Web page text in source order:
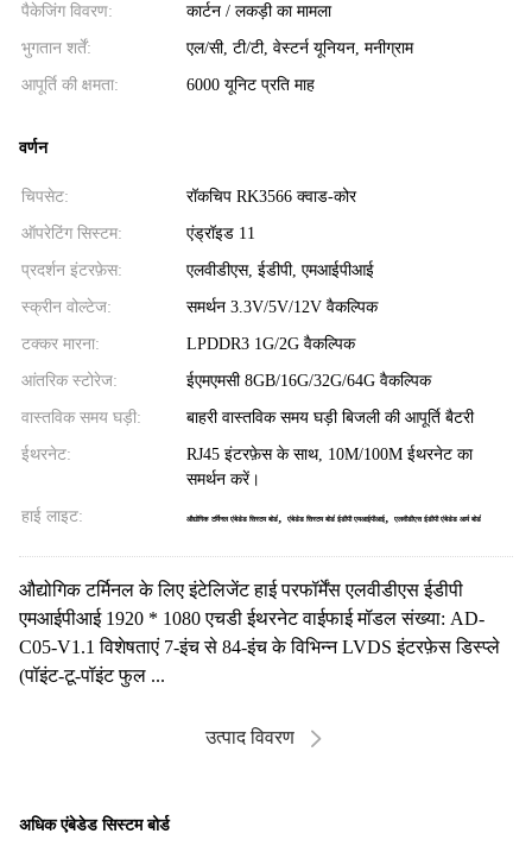
पैकेजिंग विवरण: कार्टन / लकड़ी का मामला
भुगतान शर्तें: एल/सी, टी/टी, वेस्टर्न यूनियन, मनीग्राम
आपूर्ति की क्षमता: 6000 यूनिट प्रति माह
वर्णन
चिपसेट: रॉकचिप RK3566 क्वाड-कोर
ऑपरेटिंग सिस्टम: एंड्रॉइड 11
प्रदर्शन इंटरफ़ेस: एलवीडीएस, ईडीपी, एमआईपीआई
स्क्रीन वोल्टेज: समर्थन 3.3V/5V/12V वैकल्पिक
टक्कर मारना: LPDDR3 1G/2G वैकल्पिक
आंतरिक स्टोरेज: ईएमएमसी 8GB/16G/32G/64G वैकल्पिक
वास्तविक समय घड़ी: बाहरी वास्तविक समय घड़ी बिजली की आपूर्ति बैटरी
ईथरनेट:
RJ45 इंटरफ़ेस के साथ, 10M/100M ईथरनेट का
समर्थन करें।
हाई लाइट: औद्योगिक टर्मिनल एंबेडेड सिस्टम बोर्ड, एंबेडेड सिस्टम बोर्ड ईडीपी एमआईपीआई, एलवीडीएस ईडीपी एंबेडेड आर्म बोर्ड
औद्योगिक टर्मिनल के लिए इंटेलिजेंट हाई परफॉर्मेंस एलवीडीएस ईडीपी
एमआईपीआई 1920 * 1080 एचडी ईथरनेट वाईफाई मॉडल संख्या: AD-
C05-V1.1 विशेषताएं 7-इंच से 84-इंच के विभिन्न LVDS इंटरफ़ेस डिस्प्ले
(पॉइंट-टू-पॉइंट फुल ...
उत्पाद विवरण
अधिक एंबेडेड सिस्टम बोर्ड